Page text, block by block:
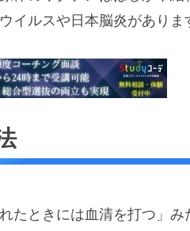
イルスや日本脳炎がありま
れたときには血清を打つ」